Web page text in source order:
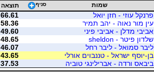
שמות סניף תוצאה
פרנקל עוזי - חזן יואל 66.61
עין מור נאוה - יהב תמיר 58.36
אביבי מדלן - אביבי פיני 49.60
שלדון פיטר - sheldon 48.65
ליבר סמואל - ליבר רחל 46.07
בן-יוסף ישראל - טננבוים אורלי 43.65
ביבאס ורדה - אברילינגי טוביה 37.53